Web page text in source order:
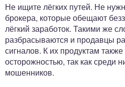
Не ищите лёгких путей. Не
брокера, которые обещают
лёгкий заработок. Такими же
разбрасываются и продавцы
сигналов. К их продуктам
осторожностью, так как среди
мошенников.